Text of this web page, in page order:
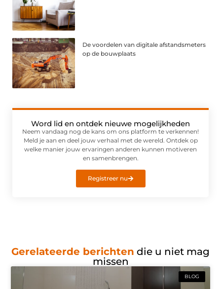
De voordelen van digitale afstandsmeters
op de bouwplaats
Word lid en ontdek nieuwe mogelijkheden
Neem vandaag nog de kans om ons platform te verkennen!
Meld je aan en deel jouw verhaal met de wereld. Ontdek op
welke manier jouw ervaringen anderen kunnen motiveren
en samenbrengen.
Registreer nu
Gerelateerde berichten die u niet mag
missen
BLOG